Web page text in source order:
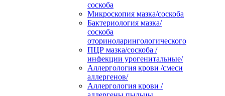
соскоба
Микроскопия мазка/соскоба
Бактериология мазка/
соскоба
оториноларингологического
ПЦР мазка/соскоба /
инфекции урогенитальные/
Аллергология крови /смеси
аллергенов/
Аллергология крови /